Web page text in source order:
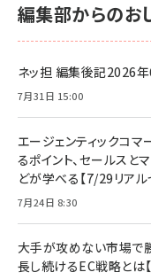
編集部からのお
ネッ担 編集後記2026
7月31日 15:00
エージェンティックコ
るポイント、セールス
どが学べる【7/29リアル
7月24日 8:30
大手が攻めない市場で
長し続けるEC戦略とは